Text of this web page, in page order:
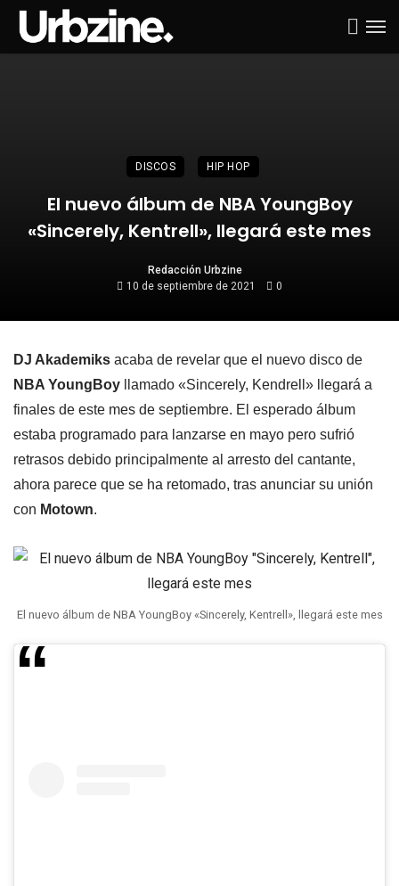
DISCOS HIP HOP
El nuevo álbum de NBA YoungBoy
«Sincerely, Kentrell», llegará este mes
Redacción Urbzine
10 de septiembre de 2021
0
DJ Akademiks acaba de revelar que el nuevo disco de
NBA YoungBoy llamado «Sincerely, Kendrell» llegará a
finales de este mes de septiembre. El esperado álbum
estaba programado para lanzarse en mayo pero sufrió
retrasos debido principalmente al arresto del cantante,
ahora parece que se ha retomado, tras anunciar su unión
con Motown.
El nuevo álbum de NBA YoungBoy «Sincerely, Kentrell», llegará este mes